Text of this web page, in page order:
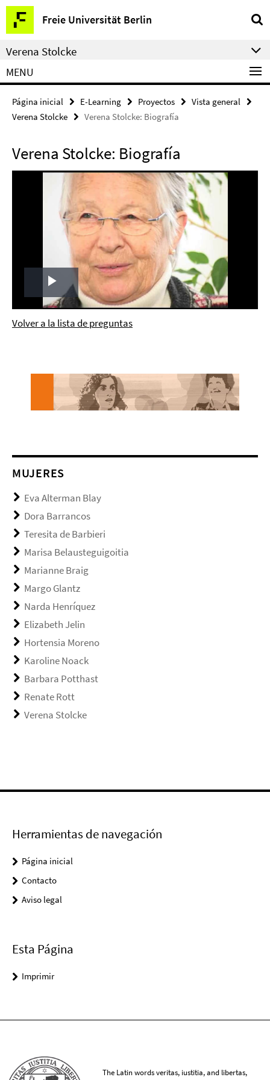
Springe
direkt
zu
Inhalt
Freie Universität Berlin
Herramientas
de
navegación
Verena Stolcke
MENU
Página inicial E-Learning Proyectos
Vista general
Verena Stolcke
Verena Stolcke: Biografía
Verena Stolcke: Biografía
Play
Video
Volver a la lista de preguntas
MUJERES
Eva Alterman Blay
Dora Barrancos
Teresita de Barbieri
Marisa Belausteguigoitia
Marianne Braig
Margo Glantz
Narda Henríquez
Elizabeth Jelin
Hortensia Moreno
Karoline Noack
Barbara Potthast
Renate Rott
Verena Stolcke
Herramientas de navegación
Página inicial
Contacto
Aviso legal
Esta Página
Imprimir
The Latin words veritas, iustitia, and libertas,